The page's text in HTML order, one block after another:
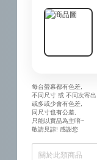
每台螢幕都有色差,
不同尺寸 或 不同次寄出
或多或少會有色差,
同尺寸也有公差,
只能以實品為主唷~
敬請見諒! 感謝您
關於此類商品